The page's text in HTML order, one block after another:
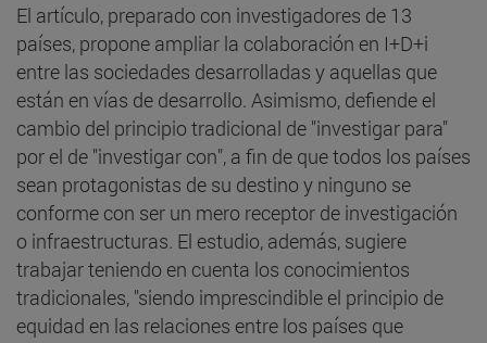
El artículo, preparado con investigadores de 13
países, propone ampliar la colaboración en I+D+i
entre las sociedades desarrolladas y aquellas que
están en vías de desarrollo. Asimismo, defiende el
cambio del principio tradicional de "investigar para"
por el de "investigar con", a fin de que todos los países
sean protagonistas de su destino y ninguno se
conforme con ser un mero receptor de investigación
o infraestructuras. El estudio, además, sugiere
trabajar teniendo en cuenta los conocimientos
tradicionales, "siendo imprescindible el principio de
equidad en las relaciones entre los países que